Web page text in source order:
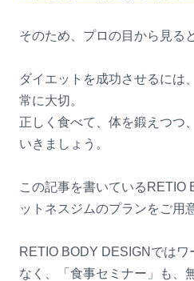
そのため、プロの目から見る
ダイエットを成功させるには
常に大切。
正しく食べて、体を鍛えつつ
いきましょう。
この記事を書いているRETIO
ットネスジムのプランをご用
RETIO BODY DESIGNでは
なく、「食事セミナー」も、